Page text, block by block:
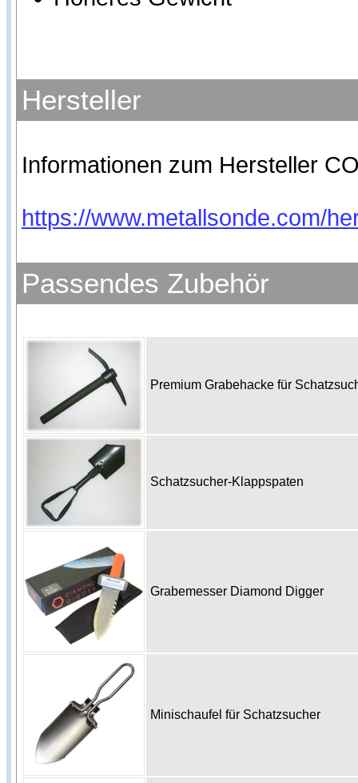
Hersteller
Informationen zum Hersteller
https://www.metallsonde.com/
Passendes Zubehör
Premium Grabehacke für
Schatzsucher-Klappspaten
Grabemesser Diamond Digger
Minischaufel für Schatzsucher